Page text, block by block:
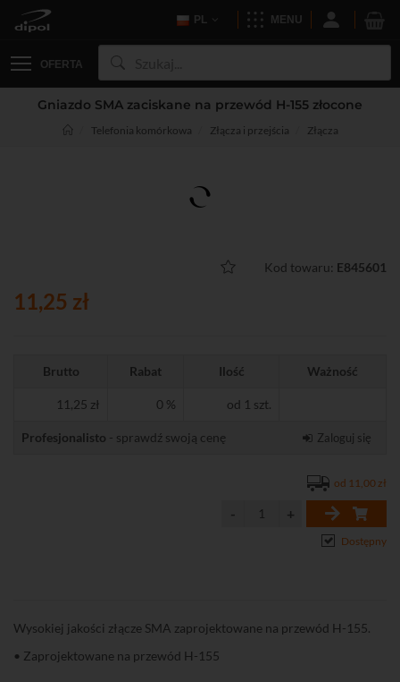
PL MENU
OFERTA
Gniazdo SMA zaciskane na przewód H-155 złocone
Telefonia komórkowa Złącza i przejścia Złącza
Kod towaru: E845601
11,25 zł
Brutto Rabat Ilość Ważność
11,25 zł 0 % od 1 szt.
Profesjonalisto - sprawdź swoją cenę Zaloguj się
od 11,00 zł
Dostępny
Wysokiej jakości złącze SMA zaprojektowane na przewód H-155.
• Zaprojektowane na przewód H-155